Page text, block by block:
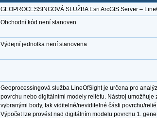
GEOPROCESSINGOVÁ SLUŽBA Esri ArcGIS Server –
Obchodní kód není stanoven
Výdejní jednotka není stanovena
Geoprocessingová služba LineOfSight je určena pro
povrchu nebo digitálními modely reliéfu. Nástroj umožňuje
vybranými body, tak viditelné/neviditelné části povrchu/
Výpočet lze provést nad digitálním modelu povrchu 1.